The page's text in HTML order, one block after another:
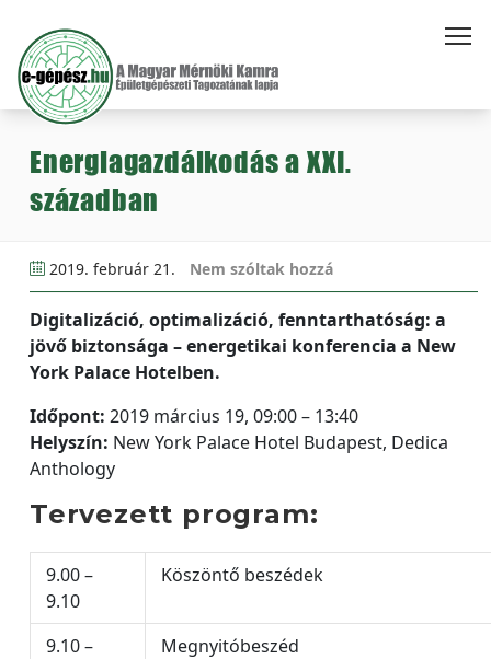
Energiagazdálkodás a XXI.
században
2019. február 21. Nem szóltak hozzá
Digitalizáció, optimalizáció, fenntarthatóság: a
jövő biztonsága – energetikai konferencia a New
York Palace Hotelben.
Időpont: 2019 március 19, 09:00 – 13:40
Helyszín: New York Palace Hotel Budapest, Dedica
Anthology
Tervezett program:
9.00 –
9.10
Köszöntő beszédek
9.10 –
Megnyitóbeszéd